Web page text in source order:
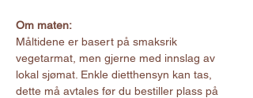
Om maten:
Måltidene er basert på smaksrik
vegetarmat, men gjerne med innslag av
lokal sjømat. Enkle dietthensyn kan tas,
dette må avtales før du bestiller plass på